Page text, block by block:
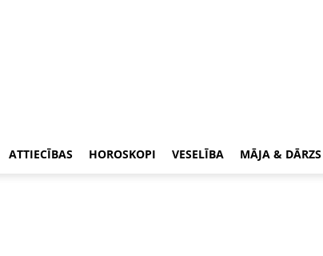
ATTIECĪBAS HOROSKOPI VESELĪBA MĀJA & DĀRZS